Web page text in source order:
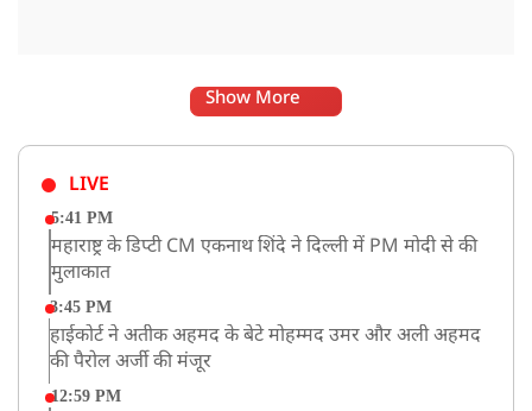
Show More
LIVE
5:41 PM
महाराष्ट्र के डिप्टी CM एकनाथ शिंदे ने दिल्ली में PM मोदी से की
मुलाकात
3:45 PM
हाईकोर्ट ने अतीक अहमद के बेटे मोहम्मद उमर और अली अहमद
की पैरोल अर्जी की मंजूर
12:59 PM